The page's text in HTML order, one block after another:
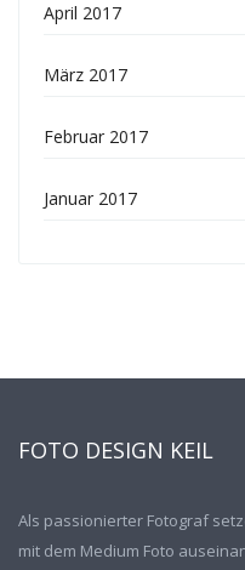
April 2017
März 2017
Februar 2017
Januar 2017
FOTO DESIGN KEIL
Als passionierter Fotograf
mit dem Medium Foto